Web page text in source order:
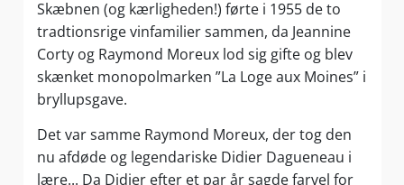
Skæbnen (og kærligheden!) førte i 1955 de to
tradtionsrige vinfamilier sammen, da Jeannine
Corty og Raymond Moreux lod sig gifte og blev
skænket monopolmarken ”La Loge aux Moines” i
bryllupsgave.
Det var samme Raymond Moreux, der tog den
nu afdøde og legendariske Didier Dagueneau i
lære... Da Didier efter et par år sagde farvel for